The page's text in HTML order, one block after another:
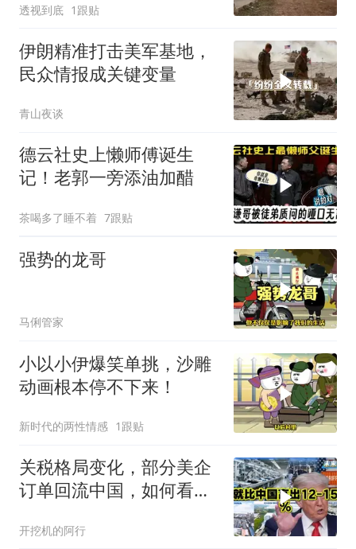
透视到底 1跟贴
伊朗精准打击美军基地，
民众情报成关键变量
青山夜谈
德云社史上懒师傅诞生
记！老郭一旁添油加醋
茶喝多了睡不着 7跟贴
强势的龙哥
马俐管家
小以小伊爆笑单挑，沙雕
动画根本停不下来！
新时代的两性情感 1跟贴
关税格局变化，部分美企
订单回流中国，如何看待
听听
开挖机的阿行